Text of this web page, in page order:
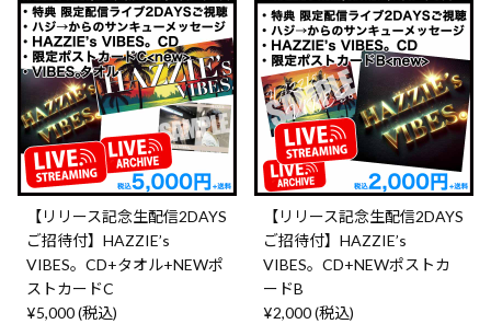
【リリース記念生配信2DAYS
ご招待付】HAZZIE’s
VIBES。CD+タオル+NEWポ
ストカードC
¥5,000 (税込)
【リリース記念生配信2DAYS
ご招待付】HAZZIE’s
VIBES。CD+NEWポストカ
ードB
¥2,000 (税込)